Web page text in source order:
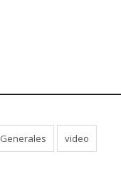
Generales video